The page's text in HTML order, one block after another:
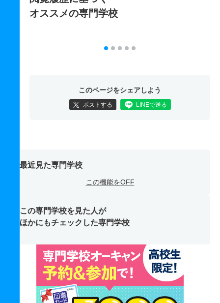
オススメの専門学校
このページをシェアしよう
ポストする LINEで送る
最近見た専門学校
この機能をOFF
この専門学校を見た人が
ほかにもチェックした専門学校